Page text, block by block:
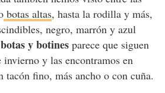
botas altas, hasta la rodilla y más,
negro, marrón y azul
y botinesparece que siguen
invierno y las encontramos en
tacón fino, más ancho o con cuña.